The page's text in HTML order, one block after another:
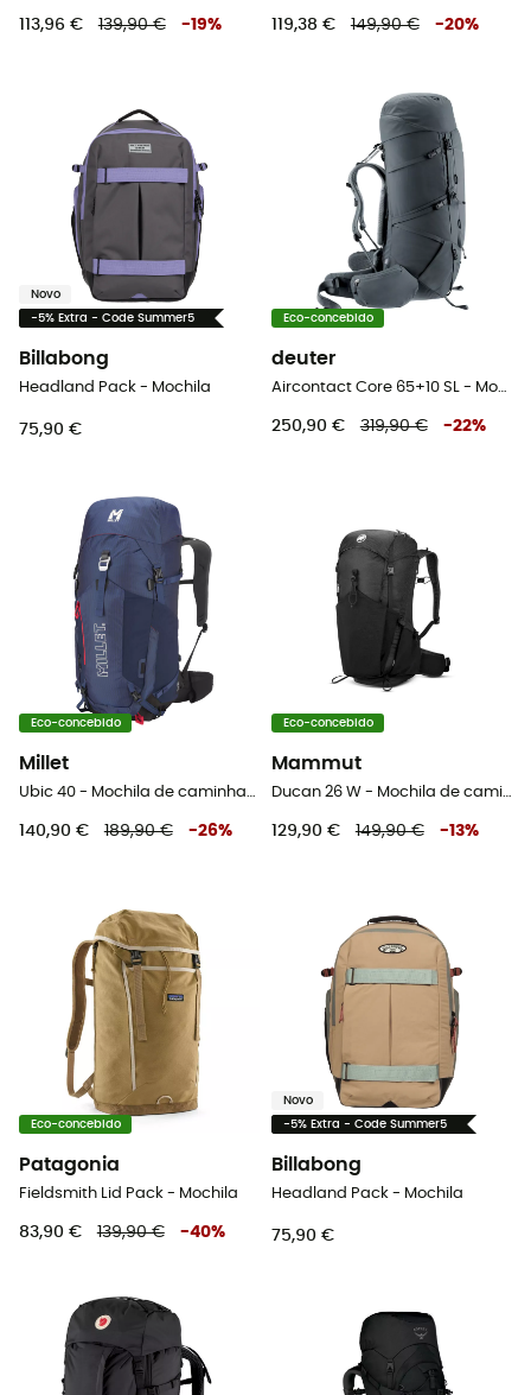
113,96 € 139,90 € -19% 119,38 € 149,90 € -20%
Novo
-5% Extra - Code Summer5
Billabong
Headland Pack - Mochila
75,90 €
Eco-concebido
deuter
Aircontact Core 65+10 SL - Mochila de trekking mulher
250,90 € 319,90 € -22%
Eco-concebido
Millet
Ubic 40 - Mochila de caminhada
140,90 € 189,90 € -26%
Eco-concebido
Mammut
Ducan 26 W - Mochila de caminhada mulher
129,90 € 149,90 € -13%
Eco-concebido
Patagonia
Fieldsmith Lid Pack - Mochila
83,90 € 139,90 € -40%
Novo
-5% Extra - Code Summer5
Billabong
Headland Pack - Mochila
75,90 €